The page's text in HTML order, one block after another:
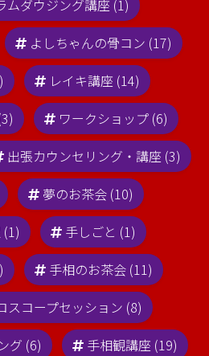
ムダウジング講座 (1)
よしちゃんの骨コン (17)
レイキ講座 (14)
ワークショップ (6)
出張カウンセリング・講座 (3)
夢のお茶会 (10)
手しごと (1)
手相のお茶会 (11)
スコープセッション (8)
グ (6)
手相観講座 (19)